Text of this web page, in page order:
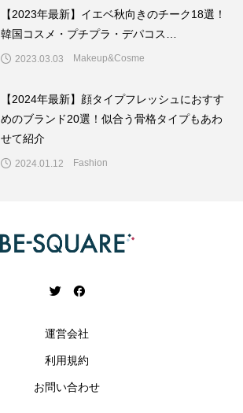
【2023年最新】イエベ秋向きのチーク18選！
韓国コスメ・プチプラ・デパコス…
2023.03.03 Makeup&Cosme
【2024年最新】顔タイプフレッシュにおすす
めのブランド20選！似合う骨格タイプもあわ
せて紹介
2024.01.12 Fashion
運営会社
利用規約
お問い合わせ